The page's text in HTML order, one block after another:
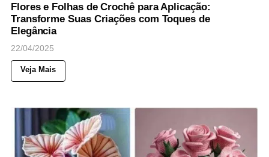
Flores e Folhas de Crochê para Aplicação:
Transforme Suas Criações com Toques de
Elegância
22/04/2025
Veja Mais